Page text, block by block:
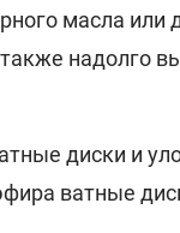
масла или
также надолго
диски и
ватные